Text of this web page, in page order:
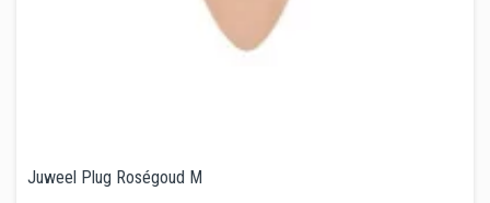
Juweel Plug Roségoud M